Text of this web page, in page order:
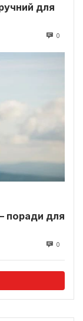
для
0
– поради для
0